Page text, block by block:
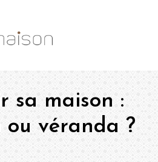
sa maison :
ou véranda ?